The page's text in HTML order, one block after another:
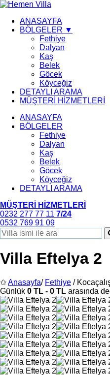
ANASAYFA
BÖLGELER ▼
Fethiye
Dalyan
Kaş
Belek
Göcek
Köyceğiz
DETAYLI ARAMA
MÜŞTERİ HİZMETLERİ
ANASAYFA
BÖLGELER
Fethiye
Dalyan
Kaş
Belek
Göcek
Köyceğiz
DETAYLI ARAMA
MÜŞTERİ HİZMETLERİ
0232 277 77 11 7/24
0532 769 91 09
Villa Eftelya 2
✩Anasayfa/ Fethiye /
Günlük 0 TL - 0 TL arasında